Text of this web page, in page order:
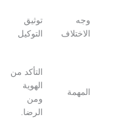
توثيق
التوكيل
التصديق
القنصلي
ومن
صحة
أختام
الدولة
على